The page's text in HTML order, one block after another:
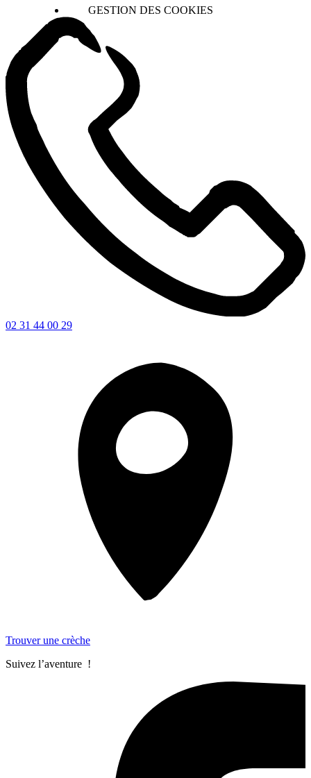
GESTION DES COOKIES
02 31 44 00 29
Trouver une crèche
Suivez l’aventure !